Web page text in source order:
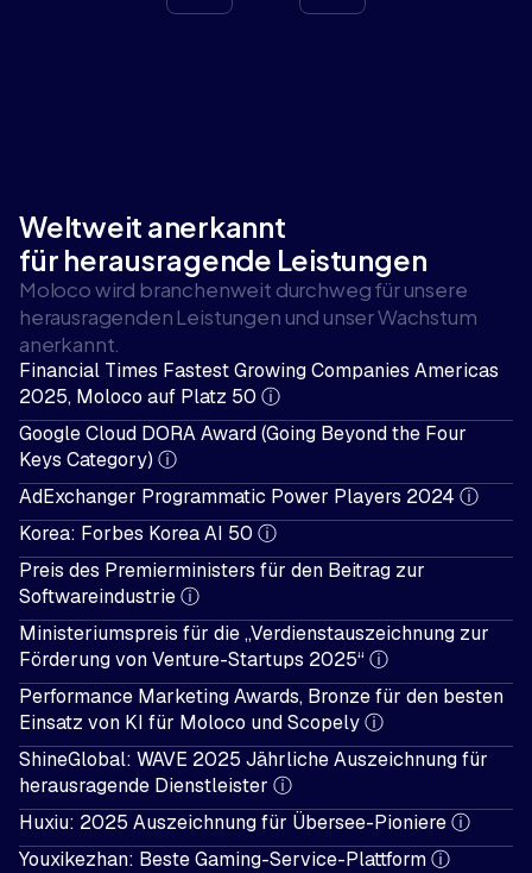
Weltweit anerkannt
für herausragende Leistungen
Moloco wird branchenweit durchweg für unsere
herausragenden Leistungen und unser Wachstum
anerkannt.
Financial Times Fastest Growing Companies Americas
2025, Moloco auf Platz 50 ⓘ
Google Cloud DORA Award (Going Beyond the Four
Keys Category) ⓘ
AdExchanger Programmatic Power Players 2024 ⓘ
Korea: Forbes Korea AI 50 ⓘ
Preis des Premierministers für den Beitrag zur
Softwareindustrieⓘ
Ministeriumspreis für die „Verdienstauszeichnung zur
Förderung von Venture-Startups 2025“ⓘ
Performance Marketing Awards, Bronze für den besten
Einsatz von KI für Moloco und Scopelyⓘ
ShineGlobal: WAVE 2025 Jährliche Auszeichnung für
herausragende Dienstleister ⓘ
Huxiu: 2025 Auszeichnung für Übersee-Pioniereⓘ
Youxikezhan: Beste Gaming-Service-Plattformⓘ